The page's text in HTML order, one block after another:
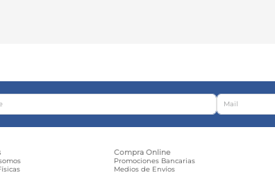
Compra Online
Promociones Bancarias
Medios de Envíos